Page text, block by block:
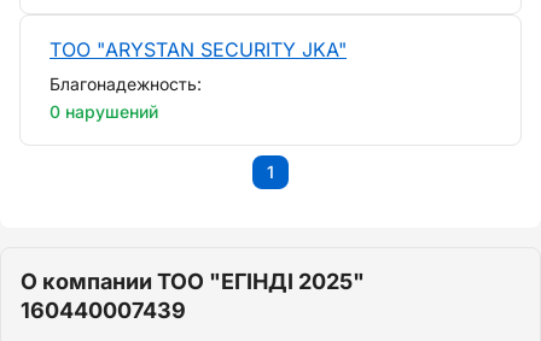
ТОО "ARYSTAN SECURITY JKA"
Благонадежность:
0 нарушений
1
О компании ТОО "ЕГІНДІ 2025"
160440007439